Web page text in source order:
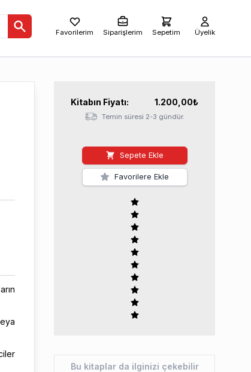
Favorilerim Siparişlerim Sepetim Üyelik
Kitabın Fiyatı: 1.200,00₺
Temin süresi 2-3 gündür.
Sepete Ekle
Favorilere Ekle
Bu kitaplar da ilginizi çekebilir